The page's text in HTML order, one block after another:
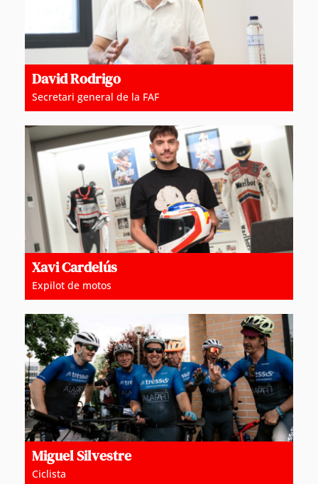
David Rodrigo
Secretari general de la FAF
Xavi Cardelús
Expilot de motos
Miguel Silvestre
Ciclista